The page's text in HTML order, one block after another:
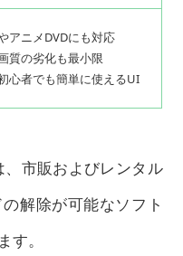
アニメDVDにも対応
質の劣化も最小限
心者でも簡単に使えるUI
市販およびレンタル
解除が可能なソフト
す。